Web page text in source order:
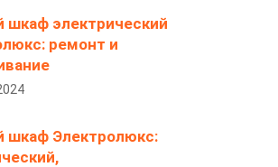
шкаф электрический
ремонт и
шкаф Электролюкс: